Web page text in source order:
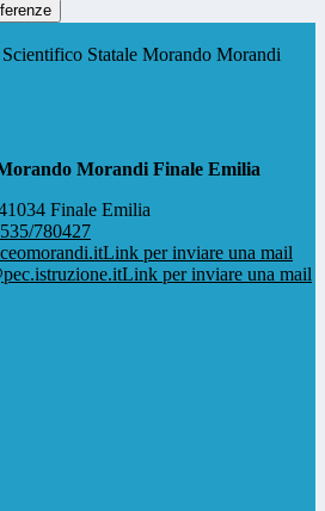
Statale Morando Morandi
Morandi Finale Emilia
Finale Emilia
780427
Link per inviare una mail
Link per inviare una mail